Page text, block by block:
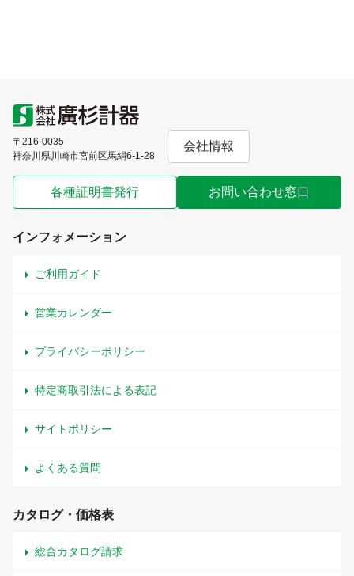
〒216-0035
神奈川県川崎市宮前区馬絹6-1-28
会社情報
各種証明書発行 お問い合わせ窓口
インフォメーション
ご利用ガイド
営業カレンダー
プライバシーポリシー
特定商取引法による表記
サイトポリシー
よくある質問
カタログ・価格表
総合カタログ請求